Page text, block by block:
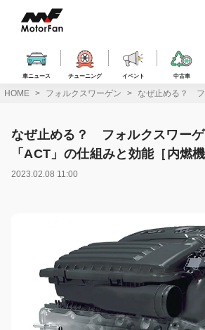
ス
車ニュース チューニング イベント 中古車
HOME フォルクスワーゲン なぜ止める？ フ
なぜ止める？ フォルクスワー
「ACT」の仕組みと効能［内燃
2023.02.08 11:00